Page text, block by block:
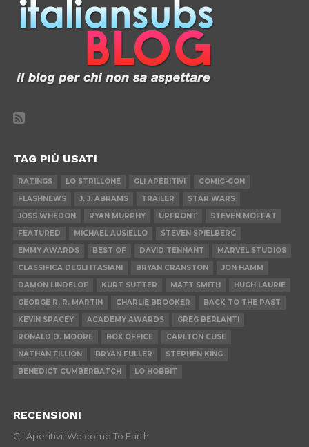
TAG PIÙ USATI
RATINGS LO STRILLONE GLI APERITIVI
COMIC-CON
FLASHNEWS
J. J. ABRAMS TRAILER
STAR WARS
JOSS WHEDON
RYAN MURPHY UPFRONT
STEVEN MOFFAT
FEATURED
MICHAEL AUSIELLO
STEVEN SPIELBERG
EMMY AWARDS
BEST OF DAVID TENNANT
MARVEL STUDIOS
CLASSIFICA DEGLI ITASIANI
BRYAN CRANSTON
JON HAMM
DAMON LINDELOF
KURT SUTTER MATT SMITH
HUGH LAURIE
GEORGE R. R. MARTIN
CHARLIE BROOKER
BACK TO THE PAST
KEVIN SPACEY
ACADEMY AWARDS
GREG BERLANTI
RONALD D. MOORE
BOX OFFICE
CARLTON CUSE
NATHAN FILLION
BRYAN FULLER
STEPHEN KING
BENEDICT CUMBERBATCH
LO HOBBIT
RECENSIONI
Gli Aperitivi: Welcome To Earth